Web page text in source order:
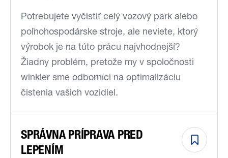
Potrebujete vyčistiť celý vozový park alebo
poľnohospodárske stroje, ale neviete, ktorý
výrobok je na túto prácu najvhodnejší?
Žiadny problém, pretože my v spoločnosti
winkler sme odborníci na optimalizáciu
čistenia vašich vozidiel.
SPRÁVNA PRÍPRAVA PRED
LEPENÍM